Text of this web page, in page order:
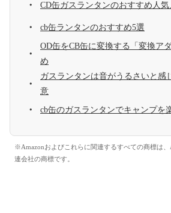
CD缶ガスランタンのおすすめ人気
cb缶ランタンのおすすめ5選
OD缶をCB缶に変換する「変換ア
め
ガスランタンは音がうるさいと感
意
cb缶のガスランタンでキャンプを
※Amazonおよびこれらに関連するすべての商標は
連会社の商標です。